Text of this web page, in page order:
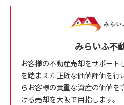
みらいふ不
お客様の不動産売却をサポート
を踏まえた正確な価値評価を行
らお客様の貴重な資産の価値を
ける売却を大阪で目指します。